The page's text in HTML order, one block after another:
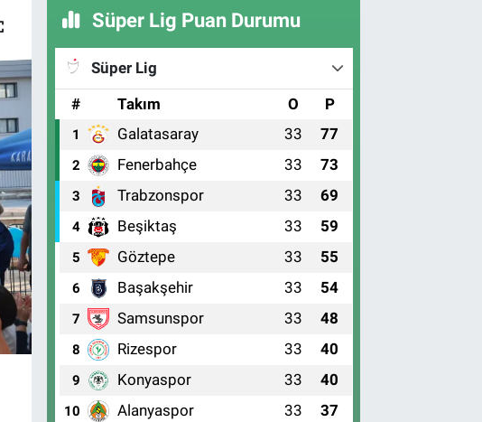
Süper Lig Puan Durumu
Süper Lig
#
Takım O P
1 Galatasaray 33 77
2 Fenerbahçe 33 73
3 Trabzonspor 33 69
4 Beşiktaş 33 59
5 Göztepe 33 55
6 Başakşehir 33 54
7 Samsunspor 33 48
8 Rizespor 33 40
9 Konyaspor 33 40
10 Alanyaspor 33 37